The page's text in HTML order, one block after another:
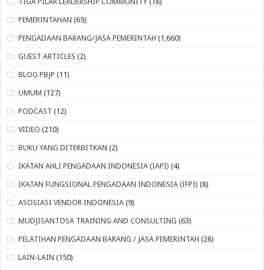
PEMERINTAHAN (65)
PENGADAAN BARANG/JASA PEMERINTAH (1,660)
GUEST ARTICLES (2)
BLOG PBJP (11)
UMUM (127)
PODCAST (12)
VIDEO (210)
BUKU YANG DITERBITKAN (2)
IKATAN AHLI PENGADAAN INDONESIA (IAPI) (4)
IKATAN FUNGSIONAL PENGADAAN INDONESIA (IFPI) (8)
ASOSIASI VENDOR INDONESIA (9)
MUDJISANTOSA TRAINING AND CONSULTING (63)
PELATIHAN PENGADAAN BARANG / JASA PEMERINTAH (28)
LAIN-LAIN (150)